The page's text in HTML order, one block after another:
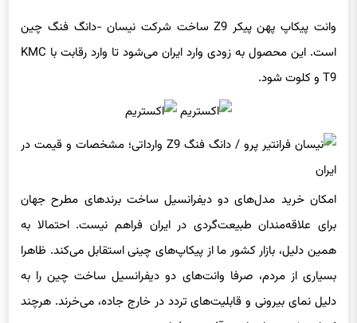
است. این محصول به زودی وارد ایران می‌شود تا وارد رقابت با KMC
T9 و کلوت شود.
امکان خرید مدل‌های دو دیفرانسیل ساخت برندهای مطرح جهان
برای علاقه‌مندان طبیعت‌گردی در ایران فراهم نیست. احتمالا به
همین دلیل، بازار کشور ما از پیکاپ‌های چینی استقابل می‌کند. ظاهرا
بسیاری از مردم، صرفا وانت‌های دو دیفرانسیل ساخت چین را به
دلیل نمای بیرونی و قابلیت‌های تردد در خارج جاده، می‌خرند. هرچند
که این خودروها مناسب آفرود حرفه‌ای نیستند.